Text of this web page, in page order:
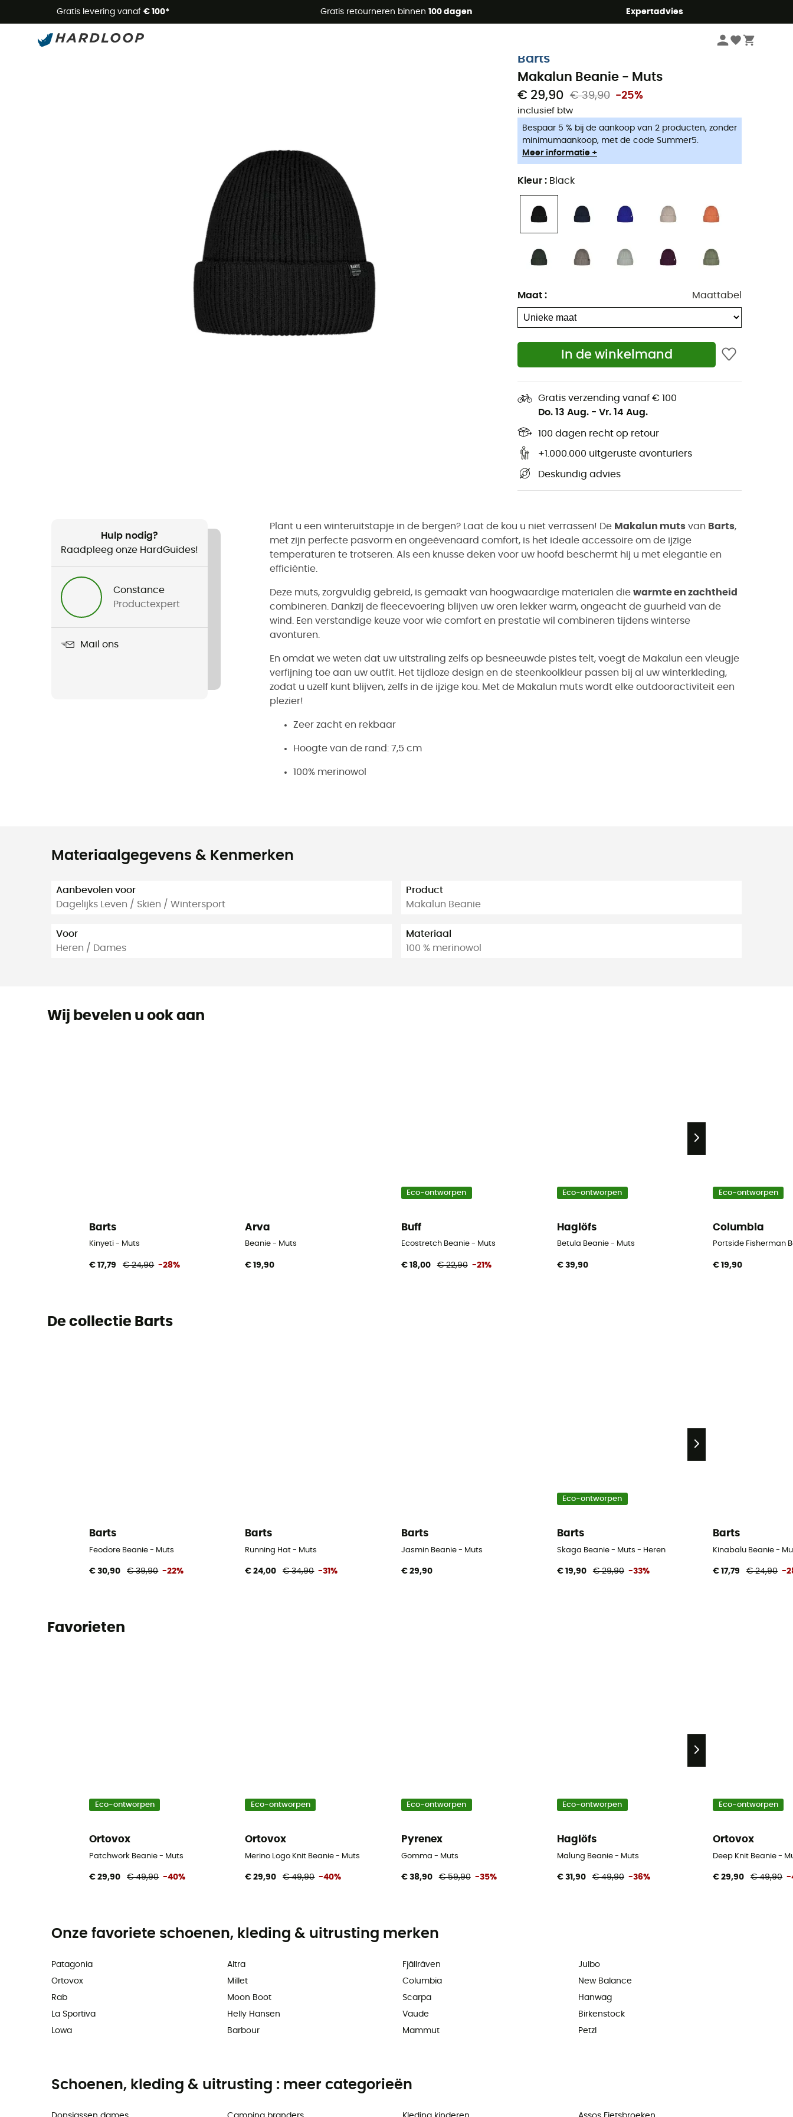
Gratis levering vanaf € 100* Gratis retourneren binnen 100 dagen Expertadvies
Zomeraanbiedingen 🔥 -5% EXTRA vanaf 2 producten* met code Summer5
Skimusten heren
Barts
Makalun Beanie - Muts
€ 29,90 € 39,90 -25%
inclusief btw
Bespaar 5 % bij de aankoop van 2 producten, zonder
minimumaankoop, met de code Summer5.
Meer informatie +
Kleur : Black
Maat : Maattabel
In de winkelmand
Gratis verzending vanaf € 100
Do. 13 Aug. - Vr. 14 Aug.
100 dagen recht op retour
+1.000.000 uitgeruste avonturiers
Deskundig advies
Hulp nodig?
Raadpleeg onze HardGuides!
Constance
Productexpert
Mail ons
Plant u een winteruitstapje in de bergen? Laat de kou u niet verrassen! De Makalun muts van Barts,
met zijn perfecte pasvorm en ongeëvenaard comfort, is het ideale accessoire om de ijzige
temperaturen te trotseren. Als een knusse deken voor uw hoofd beschermt hij u met elegantie en
efficiëntie.
Deze muts, zorgvuldig gebreid, is gemaakt van hoogwaardige materialen die warmte en zachtheid
combineren. Dankzij de fleecevoering blijven uw oren lekker warm, ongeacht de guurheid van de
wind. Een verstandige keuze voor wie comfort en prestatie wil combineren tijdens winterse
avonturen.
En omdat we weten dat uw uitstraling zelfs op besneeuwde pistes telt, voegt de Makalun een vleugje
verfijning toe aan uw outfit. Het tijdloze design en de steenkoolkleur passen bij al uw winterkleding,
zodat u uzelf kunt blijven, zelfs in de ijzige kou. Met de Makalun muts wordt elke outdooractiviteit een
plezier!
Zeer zacht en rekbaar
Hoogte van de rand: 7,5 cm
100% merinowol
Materiaalgegevens & Kenmerken
Aanbevolen voor
Dagelijks Leven / Skiën / Wintersport
Voor
Heren / Dames
Product
Makalun Beanie
Materiaal
100 % merinowol
Wij bevelen u ook aan
Barts
Kinyeti - Muts
€ 17,79 € 24,90 -28%
Arva
Beanie - Muts
€ 19,90
Eco-ontworpen
Buff
Ecostretch Beanie - Muts
€ 18,00 € 22,90 -21%
Eco-ontworpen
Haglöfs
Betula Beanie - Muts
€ 39,90
Eco-ontworpen
Columbia
Portside Fisherman
€ 19,90
De collectie Barts
Barts
Feodore Beanie - Muts
€ 30,90 € 39,90 -22%
Barts
Running Hat - Muts
€ 24,00 € 34,90 -31%
Barts
Jasmin Beanie - Muts
€ 29,90
Eco-ontworpen
Barts
Skaga Beanie - Muts - Heren
€ 19,90 € 29,90 -33%
Barts
Kinabalu Beanie -
€ 17,79 € 24,90 -
Favorieten
Eco-ontworpen
Ortovox
Patchwork Beanie - Muts
€ 29,90 € 49,90 -40%
Eco-ontworpen
Ortovox
Merino Logo Knit Beanie - Muts
€ 29,90 € 49,90 -40%
Eco-ontworpen
Pyrenex
Gomma - Muts
€ 38,90 € 59,90 -35%
Eco-ontworpen
Haglöfs
Malung Beanie - Muts
€ 31,90 € 49,90 -36%
Eco-ontworpen
Ortovox
Deep Knit Beanie -
€ 29,90 € 49,90 -
Onze favoriete schoenen, kleding & uitrusting merken
Patagonia
Ortovox
Rab
La Sportiva
Lowa
Altra
Millet
Moon Boot
Helly Hansen
Barbour
Fjällräven
Columbia
Scarpa
Vaude
Mammut
Julbo
New Balance
Hanwag
Birkenstock
Petzl
Schoenen, kleding & uitrusting : meer categorieën